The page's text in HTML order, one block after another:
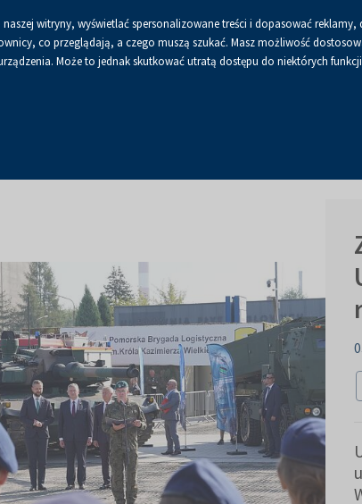
ACzcionka
domyślna
A+ Czcionka
powiększona
A++Czcionka
największa
A
Włącz
tryb
Włącz
wersję
witryny, wyświetlać spersonalizowane treści i dopasować
co przeglądają, a czego muszą szukać. Masz możliwość
Może to jednak skutkować utratą dostępu do niektórych